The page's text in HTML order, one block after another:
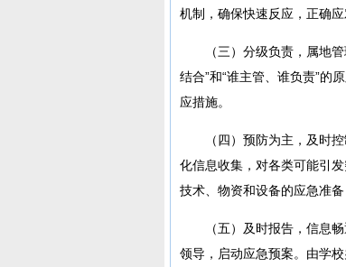
机制，确保快速反应，正确应
（三）分级负责，属地
结合”和“谁主管、谁负责”的
应措施。
（四）预防为主，及时
化信息收集，对各类可能引
技术、物资和设备的应急准
（五）及时报告，信息
领导，启动应急预案。由学